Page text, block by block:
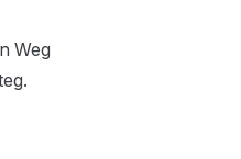
Weg